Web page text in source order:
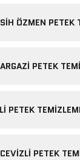
ÖZMEN PETEK
PETEK
PETEK
PETEK